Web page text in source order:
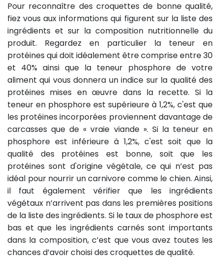
Pour reconnaître des croquettes de bonne qualité,
fiez vous aux informations qui figurent sur la liste des
ingrédients et sur la composition nutritionnelle du
produit. Regardez en particulier la teneur en
protéines qui doit idéalement être comprise entre 30
et 40% ainsi que la teneur phosphore de votre
aliment qui vous donnera un indice sur la qualité des
protéines mises en œuvre dans la recette. Si la
teneur en phosphore est supérieure à 1,2%, c'est que
les protéines incorporées proviennent davantage de
carcasses que de « vraie viande ». Si la teneur en
phosphore est inférieure à 1,2%, c'est soit que la
qualité des protéines est bonne, soit que les
protéines sont d'origine végétale, ce qui n’est pas
idéal pour nourrir un carnivore comme le chien. Ainsi,
il faut également vérifier que les ingrédients
végétaux n’arrivent pas dans les premières positions
de la liste des ingrédients. Si le taux de phosphore est
bas et que les ingrédients carnés sont importants
dans la composition, c’est que vous avez toutes les
chances d’avoir choisi des croquettes de qualité.